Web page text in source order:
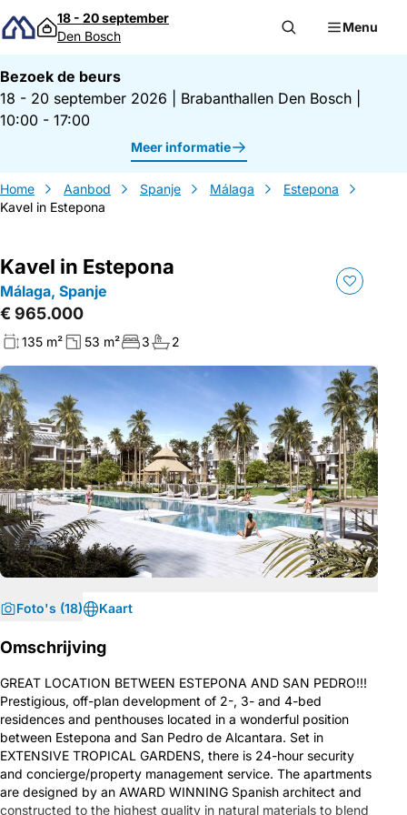
Direct naar inhoud
18 - 20 september
Den Bosch
Menu
Bezoek de beurs
18 - 20 september 2026
Brabanthallen Den Bosch
10:00 - 17:00
Meer informatie
Home Aanbod Spanje Málaga
Estepona
Kavel in Estepona
Kavel in Estepona
Málaga, Spanje
€ 965.000
135 m² 53 m² 3 2
Foto's (18) Kaart
Omschrijving
GREAT LOCATION BETWEEN ESTEPONA AND SAN PEDRO!!!
Prestigious, off-plan development of 2-, 3- and 4-bed
residences and penthouses located in a wonderful position
between Estepona and San Pedro de Alcantara. Set in
EXTENSIVE TROPICAL GARDENS, there is 24-hour security
and concierge/property management service. The apartments
are designed by an AWARD WINNING Spanish architect and
constructed to the highest quality in natural materials to blend